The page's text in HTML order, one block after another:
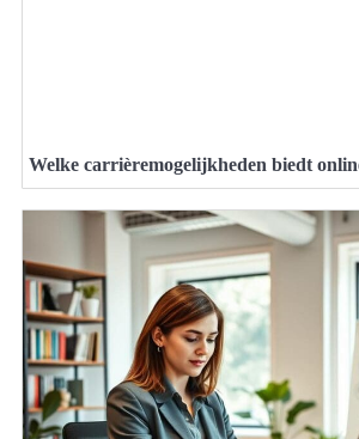
Welke carrièremogelijkheden biedt